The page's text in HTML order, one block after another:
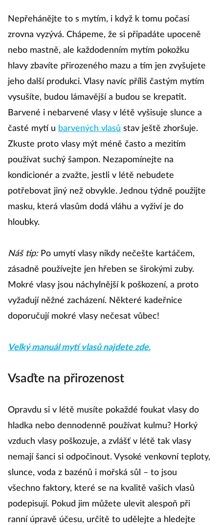
Nepřehánějte to s mytím, i když k tomu počasí
zrovna vyzývá. Chápeme, že si připadáte upoceně
nebo mastně, ale každodenním mytím pokožku
hlavy zbavíte přirozeného mazu a tím jen zvyšujete
jeho další produkci. Vlasy navíc příliš častým mytím
vysušíte, budou lámavější a budou se krepatit.
Barvené i nebarvené vlasy v létě vyšisuje slunce a
časté mytí u barvených vlasů stav ještě zhoršuje.
Zkuste proto vlasy mýt méně často a mezitím
používat suchý šampon. Nezapomínejte na
kondicionér a zvažte, jestli v létě nebudete
potřebovat jiný než obvykle. Jednou týdně použijte
masku, která vlasům dodá vláhu a vyživí je do
hloubky.
Náš tip:Po umytí vlasy nikdy nečešte kartáčem,
zásadně používejte jen hřeben se širokými zuby.
Mokré vlasy jsou náchylnější k poškození, a proto
vyžadují něžné zacházení. Některé kadeřnice
doporučují mokré vlasy nečesat vůbec!
Velký manuál mytí vlasů najdete zde.
Vsaďte na přirozenost
Opravdu si v létě musíte pokaždé foukat vlasy do
hladka nebo dennodenně používat kulmu? Horký
vzduch vlasy poškozuje, a zvlášť v létě tak vlasy
nemají šanci si odpočinout. Vysoké venkovní teploty,
slunce, voda z bazénů i mořská sůl – to jsou
všechno faktory, které se na kvalitě vašich vlasů
podepisují. Pokud jim můžete ulevit alespoň při
ranní úpravě účesu, určitě to udělejte a hledejte